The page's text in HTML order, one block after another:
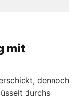
mit
dennoch
durchs